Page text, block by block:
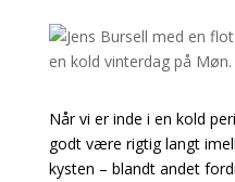
Når vi er inde i en kold
godt være rigtig langt
kysten – blandt andet